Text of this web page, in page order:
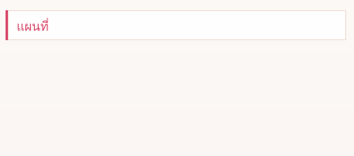
แผนที่